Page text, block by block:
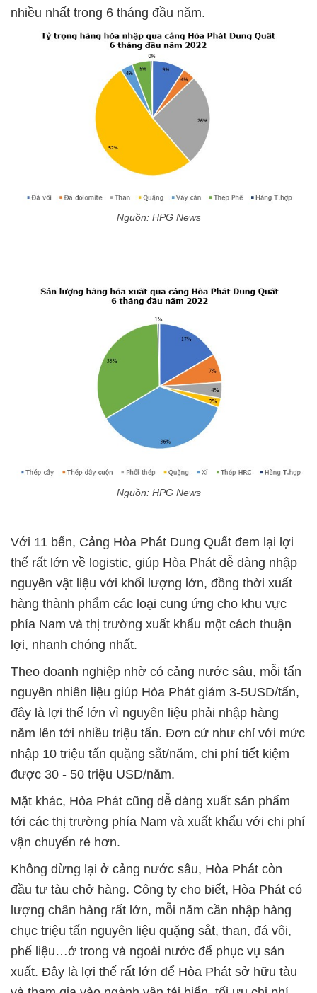
nhiều nhất trong 6 tháng đầu năm.
Nguồn: HPG News
Nguồn: HPG News
Với 11 bến, Cảng Hòa Phát Dung Quất đem lại lợi
thế rất lớn về logistic, giúp Hòa Phát dễ dàng nhập
nguyên vật liệu với khối lượng lớn, đồng thời xuất
hàng thành phẩm các loại cung ứng cho khu vực
phía Nam và thị trường xuất khẩu một cách thuận
lợi, nhanh chóng nhất.
Theo doanh nghiệp nhờ có cảng nước sâu, mỗi tấn
nguyên nhiên liệu giúp Hòa Phát giảm 3-5USD/tấn,
đây là lợi thế lớn vì nguyên liệu phải nhập hàng
năm lên tới nhiều triệu tấn. Đơn cử như chỉ với mức
nhập 10 triệu tấn quặng sắt/năm, chi phí tiết kiệm
được 30 - 50 triệu USD/năm.
Mặt khác, Hòa Phát cũng dễ dàng xuất sản phẩm
tới các thị trường phía Nam và xuất khẩu với chi phí
vận chuyển rẻ hơn.
Không dừng lại ở cảng nước sâu, Hòa Phát còn
đầu tư tàu chở hàng. Công ty cho biết, Hòa Phát có
lượng chân hàng rất lớn, mỗi năm cần nhập hàng
chục triệu tấn nguyên liệu quặng sắt, than, đá vôi,
phế liệu…ở trong và ngoài nước để phục vụ sản
xuất. Đây là lợi thế rất lớn để Hòa Phát sở hữu tàu